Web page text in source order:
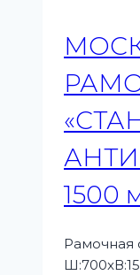
1500
Рамочная